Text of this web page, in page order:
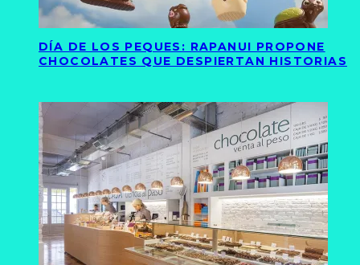
DÍA DE LOS PEQUES: RAPANUI PROPONE
CHOCOLATES QUE DESPIERTAN HISTORIAS